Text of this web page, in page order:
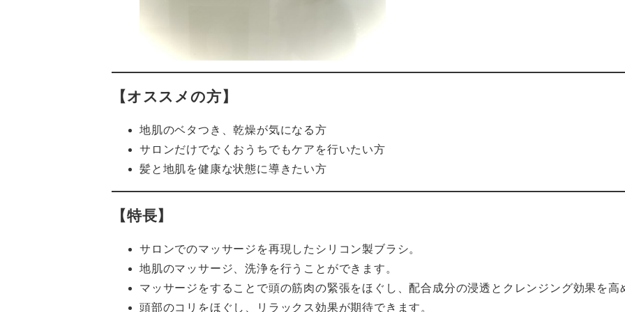
【オススメの方】
地肌のベタつき、乾燥が気になる方
サロンだけでなくおうちでもケアを行いたい方
髪と地肌を健康な状態に導きたい方
【特長】
サロンでのマッサージを再現したシリコン製ブラシ。
地肌のマッサージ、洗浄を行うことができます。
マッサージをすることで頭の筋肉の緊張をほぐし、配合成分の浸透とクレンジング効果を高
頭部のコリをほぐし、リラックス効果が期待できます。